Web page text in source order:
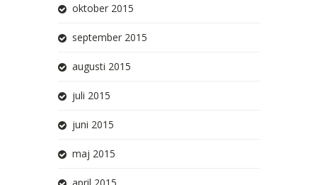
oktober 2015
september 2015
augusti 2015
juli 2015
juni 2015
maj 2015